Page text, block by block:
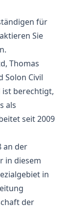
für
Sie
Thomas
Solon Civil
ist berechtigt,
als
seit 2009
an der
in diesem
in
der